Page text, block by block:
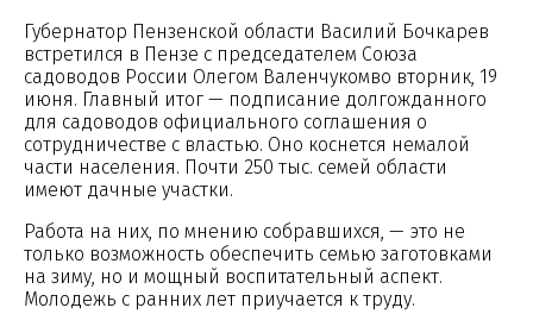
Губернатор Пензенской области Василий Бочкарев
встретился в Пензе с председателем Союза
садоводов России Олегом Валенчукомво вторник, 19
июня. Главный итог — подписание долгожданного
для садоводов официального соглашения о
сотрудничестве с властью. Оно коснется немалой
части населения. Почти 250 тыс. семей области
имеют дачные участки.
Работа на них, по мнению собравшихся, — это не
только возможность обеспечить семью заготовками
на зиму, но и мощный воспитательный аспект.
Молодежь с ранних лет приучается к труду.